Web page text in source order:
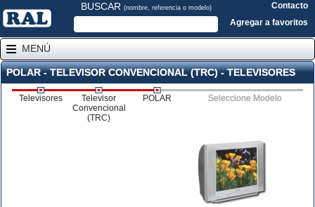
BUSCAR (nombre, referencia o modelo)
Contacto
Agregar a favoritos
MENÚ
POLAR - TELEVISOR CONVENCIONAL (TRC) - TELEVISORES
Televisores
Televisor
Convencional
(TRC)
POLAR Seleccione Modelo